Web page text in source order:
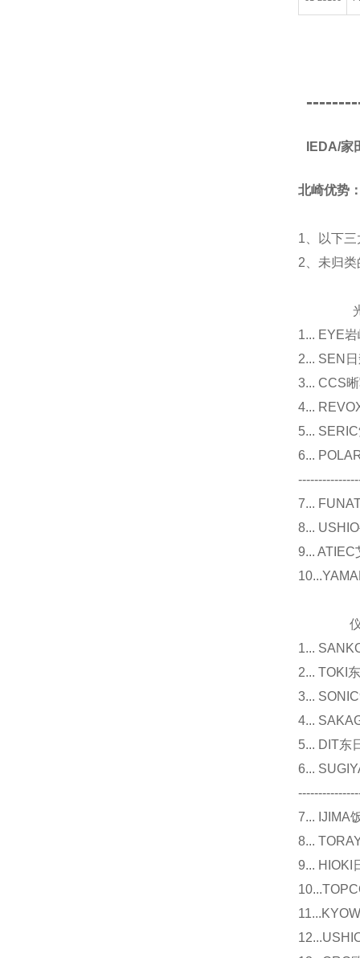
IEDA/
北崎优势
1、以下
2、未归
光源
1... EYE
2... SEN
3... CCS
4...
5...
6...
7...
8...
9...
仪器
1...
2... TOKI
3...
4...
5... DIT东
6...
7... IJIMA
8...
9... HIOKI